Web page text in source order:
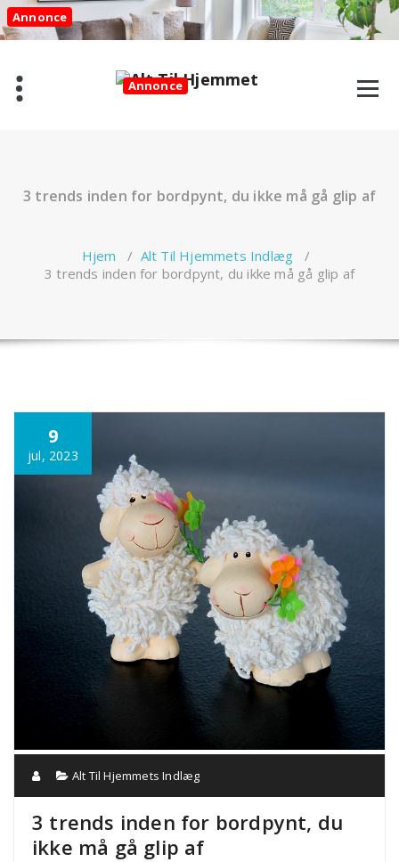
Videre
til
indhold
Annonce
Annonce
3 trends inden for bordpynt, du ikke må gå glip af
Hjem / Alt Til Hjemmets Indlæg /
3 trends inden for bordpynt, du ikke må gå glip af
9
jul, 2023
Annonce
Alt Til Hjemmets Indlæg
3 trends inden for bordpynt, du
ikke må gå glip af